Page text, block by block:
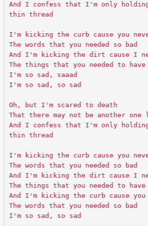
And I confess that I'm only
thin thread
I'm kicking the curb cause you
The words that you needed so bad
And I'm kicking the dirt cause I
The things that you needed to have
I'm so sad, saaad
I'm so sad, so sad
Oh, but I'm scared to death
That there may not be another
And I confess that I'm only
thin thread
I'm kicking the curb cause you
The words that you needed so bad
And I'm kicking the dirt cause I
The things that you needed to have
And I'm kicking the curb cause you
The words that you needed so bad
I'm so sad, so sad